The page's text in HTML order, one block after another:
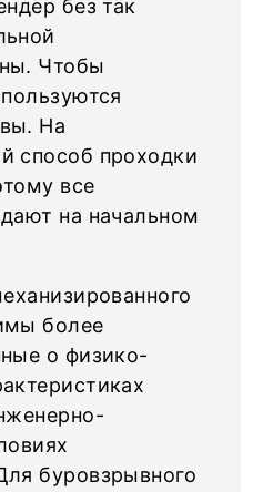
без так
Чтобы
На
способ проходки
все
на начальном
более
о физико-
буровзрывного